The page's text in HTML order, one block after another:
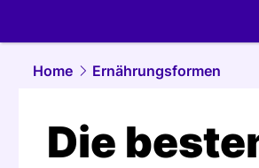
Home
Ernährungsformen
Die